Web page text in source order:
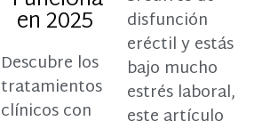
en 2025
Descubre los
tratamientos
clínicos con
disfunción
eréctil y estás
bajo mucho
estrés laboral,